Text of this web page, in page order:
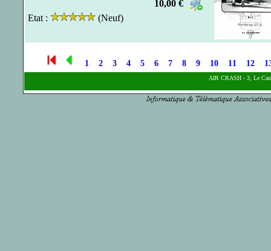
10,00 €
Etat :
(Neuf)
1 2 3 4 5 6 7 8 9 10 11 12
AIR CRASH - 3, Le